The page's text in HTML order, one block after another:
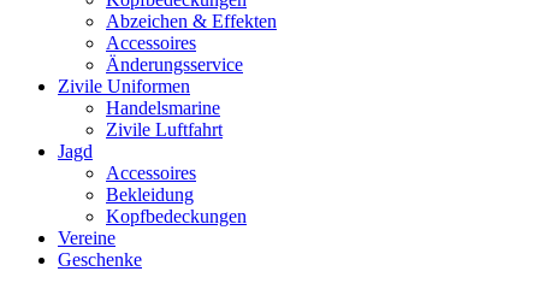
Abzeichen & Effekten
Accessoires
Änderungsservice
Zivile Uniformen
Handelsmarine
Zivile Luftfahrt
Jagd
Accessoires
Bekleidung
Kopfbedeckungen
Vereine
Geschenke